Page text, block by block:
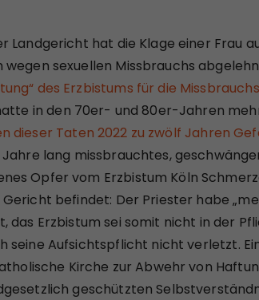
Landgericht hat die Klage einer Frau
wegen sexuellen Missbrauchs
des Erzbistums für die
in den 70er- und 80er-Jahren
dieser Taten 2022 zu zwölf Jahren
Jahre lang missbrauchtes,
Opfer vom Erzbistum Köln
Gericht befindet: Der Priester habe
das Erzbistum sei somit nicht in der
seine Aufsichtspflicht nicht verletzt.
Kirche zur Abwehr von
geschützten